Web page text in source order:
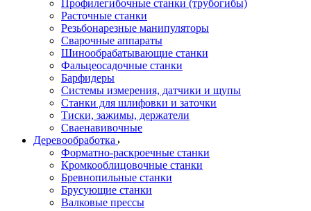
Профилегибочные станки (трубогибы)
Расточные станки
Резьбонарезные манипуляторы
Сварочные аппараты
Шинообрабатывающие станки
Фальцеосадочные станки
Барфидеры
Системы измерения, датчики и щупы
Станки для шлифовки и заточки
Тиски, зажимы, держатели
Cваенавивочные
Деревообработка
Форматно-раскроечные станки
Кромкооблицовочные станки
Бревнопильные станки
Брусующие станки
Валковые прессы